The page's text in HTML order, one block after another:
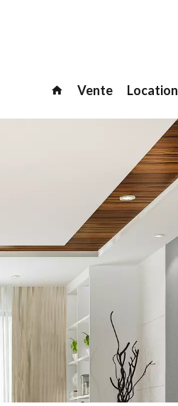
Vente Location